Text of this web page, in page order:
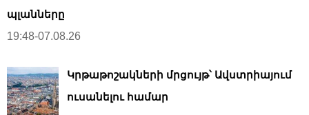
պլանները
19:48-07.08.26
Կրթաթոշակների մրցույթ՝ Ավստրիայում
ուսանելու համար